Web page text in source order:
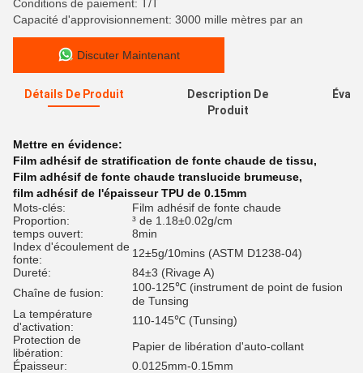
Conditions de paiement: T/T
Capacité d'approvisionnement: 3000 mille mètres par an
Discuter Maintenant
Détails De Produit
Description De
Produit
Mettre en évidence:
Film adhésif de stratification de fonte chaude de tissu,
Film adhésif de fonte chaude translucide brumeuse,
film adhésif de l'épaisseur TPU de 0.15mm
Mots-clés:
Film adhésif de fonte chaude
Proportion:
³ de 1.18±0.02g/cm
temps ouvert:
8min
Index d'écoulement de
fonte:
12±5g/10mins (ASTM D1238-04)
Dureté:
84±3 (Rivage A)
Chaîne de fusion:
100-125℃ (instrument de point de fusion
de Tunsing
La température
d'activation:
110-145℃ (Tunsing)
Protection de
libération:
Papier de libération d'auto-collant
Épaisseur:
0.0125mm-0.15mm